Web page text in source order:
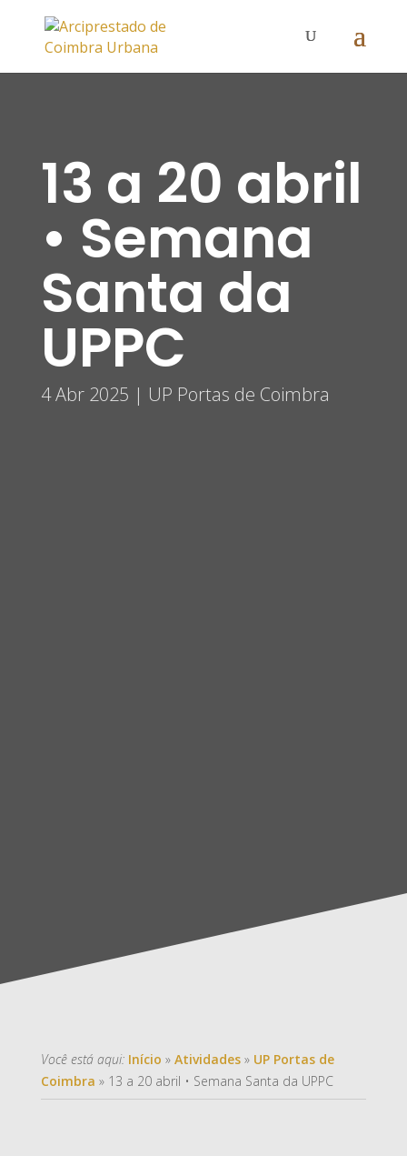
13 a 20 abril
• Semana
Santa da
UPPC
4 Abr 2025 | UP Portas de Coimbra
Você está aqui: Início » Atividades» UP Portas de
Coimbra » 13 a 20 abril • Semana Santa da UPPC